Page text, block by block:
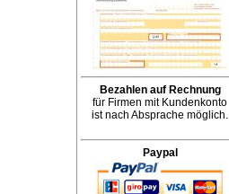
Bezahlen auf Rechnung
für Firmen mit Kundenkonto
ist nach Absprache möglich.
Paypal